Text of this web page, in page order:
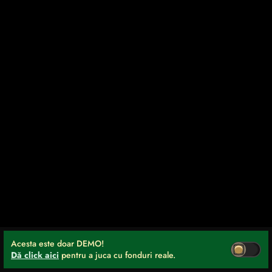
Acesta este doar DEMO!
Dă click aici pentru a juca cu fonduri reale.